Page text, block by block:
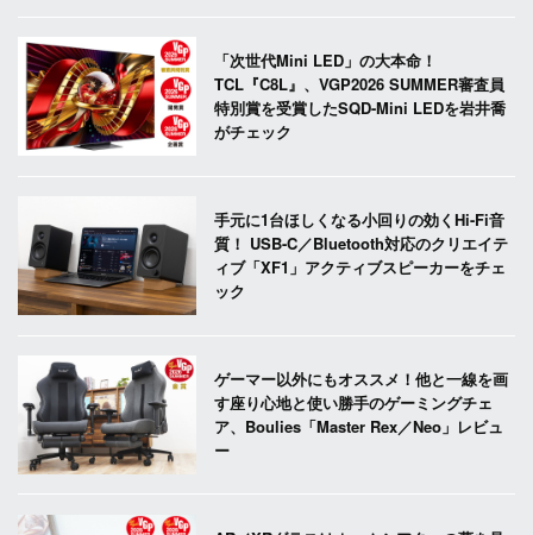
「次世代Mini LED」の大本命！
TCL『C8L』、VGP2026 SUMMER審査員
特別賞を受賞したSQD-Mini LEDを岩井喬
がチェック
手元に1台ほしくなる小回りの効くHi-Fi音
質！ USB-C／Bluetooth対応のクリエイテ
ィブ「XF1」アクティブスピーカーをチェ
ック
ゲーマー以外にもオススメ！他と一線を画
す座り心地と使い勝手のゲーミングチェ
ア、Boulies「Master Rex／Neo」レビュ
ー